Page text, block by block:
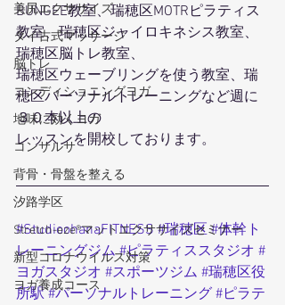
美尻エクササイズ
タイ古式マッサージ
脳トレ
コンディショニングヨガ
地味に効くヨガ
コンサルサ
背骨・骨盤を整える
汐路学区
Stretch-eze®マットエクササイズセミナー
新型コロナウイルス対策
ヨガ養成コース
BUNGEE教室、瑞穂区MOTRピラティス
教室、瑞穂区ジャイロキネシス教室、
瑞穂区脳トレ教室、
瑞穂区ウェーブリングを使う教室、瑞
穂区パーソナルトレーニングなど週に
３０本以上の
レッスンを開校しております。
#StudioohanaFITNESS #瑞穂区 #体幹ト
レーニングジム #ピラティススタジオ #
ヨガスタジオ #スポーツジム #瑞穂区役
所駅 #パーソナルトレーニング #ピラテ